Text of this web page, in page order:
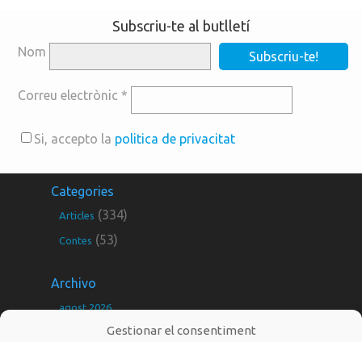
Gestionar el consentiment
Subscriu-te al butlletí
Nom
Correu electrònic *
Si, accepto la politica de privacitat
Categories
Articles (334)
Contes (53)
Archivo
agost 2026